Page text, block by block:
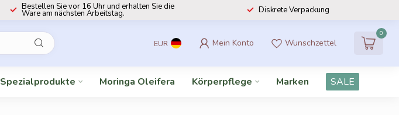
Bestellen Sie vor 16 Uhr und erhalten Sie die
Ware am nächsten Arbeitstag. Diskrete Verpackung
EUR Mein Konto Wunschzettel
0
Spezialprodukte Moringa Oleifera Körperpflege Marken SALE